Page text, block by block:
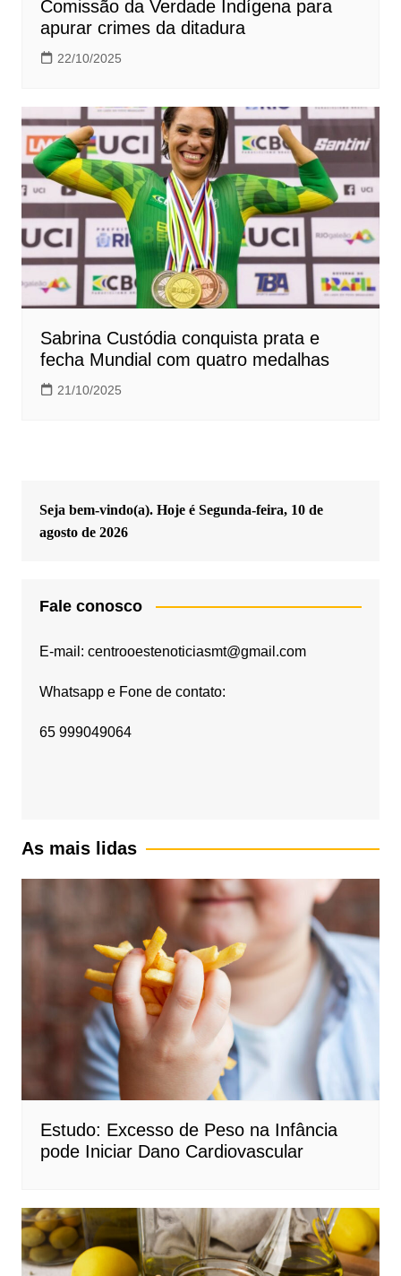
Comissão da Verdade Indígena para
apurar crimes da ditadura
22/10/2025
Sabrina Custódia conquista prata e
fecha Mundial com quatro medalhas
21/10/2025
Seja bem-vindo(a). Hoje é Segunda-feira, 10 de
agosto de 2026
Fale conosco
E-mail: centrooestenoticiasmt@gmail.com
Whatsapp e Fone de contato:
65 999049064
As mais lidas
Estudo: Excesso de Peso na Infância
pode Iniciar Dano Cardiovascular